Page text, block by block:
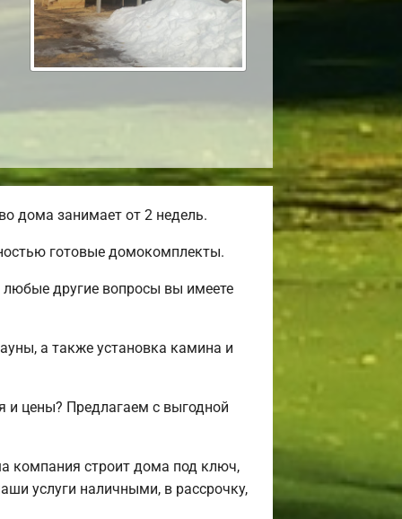
дома занимает от 2 недель.
готовые домокомплекты.
другие вопросы вы имеете
а также установка камина и
и цены? Предлагаем с выгодной
компания строит дома под ключ,
услуги наличными, в рассрочку,